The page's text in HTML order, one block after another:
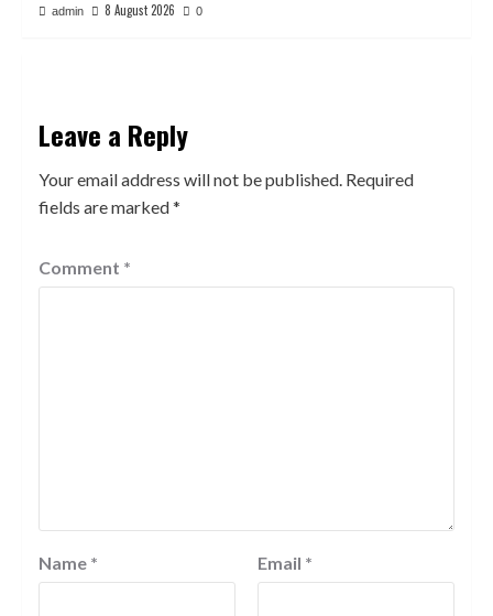
admin 8 August 2026 0
Leave a Reply
Your email address will not be published. Required
fields are marked*
Comment *
Name * Email *